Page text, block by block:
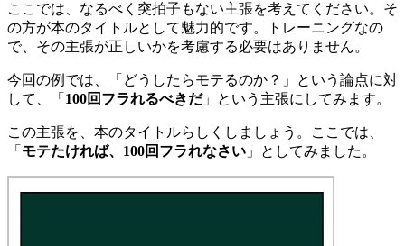
ここでは、なるべく突拍子もない主張を考えてください。そ
の方が本のタイトルとして魅力的です。トレーニングなの
で、その主張が正しいかを考慮する必要はありません。
今回の例では、「どうしたらモテるのか？」という論点に対
して、「 100回フラれるべきだ」という主張にしてみます。
この主張を、本のタイトルらしくしましょう。ここでは、
「 モテたければ、100回フラれなさい 」としてみました。